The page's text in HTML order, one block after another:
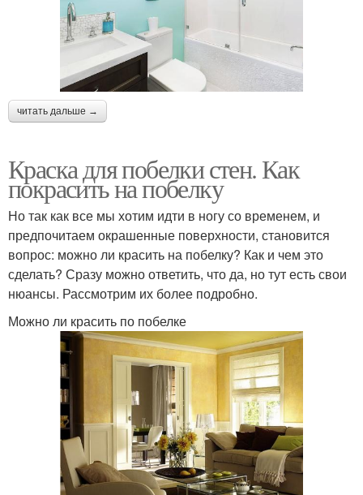
читать дальше →
Краска для побелки стен. Как
покрасить на побелку
Но так как все мы хотим идти в ногу со временем, и
предпочитаем окрашенные поверхности, становится
вопрос: можно ли красить на побелку? Как и чем это
сделать? Сразу можно ответить, что да, но тут есть свои
нюансы. Рассмотрим их более подробно.
Можно ли красить по побелке